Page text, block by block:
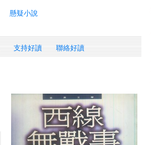
懸疑小說
支持好讀 聯絡好讀